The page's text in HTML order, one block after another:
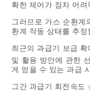
확한 제어가 점차 어려
그러므로 가스 순환계
환계 작동 상태를 추
최근의 과급기 보급
및 활용 방안에 관한
게 얻을 수 있는 과급
그간 과급기 회전속도